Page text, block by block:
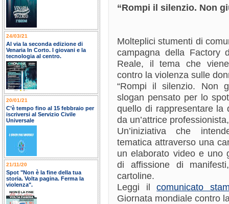
24/03/21
Al via la seconda edizione di
Venaria In Corto. I giovani e la
tecnologia al centro.
20/01/21
C’è tempo fino al 15 febbraio per
iscriversi al Servizio Civile
Universale
21/11/20
Spot "Non è la fine della tua
storia. Volta pagina. Ferma la
violenza".
“Rompi il silenzio. Non
Molteplici stumenti di
campagna della Factory
Reale, il tema che
contro la violenza sulle
“Rompi il silenzio. Non
slogan pensato per lo
quello di rappresentare la
da un’attrice
Un’iniziativa che
tematica attraverso una
un elaborato video e uno
di affissione di
cartoline.
Leggi ilcomunicato
Giornata mondiale contro